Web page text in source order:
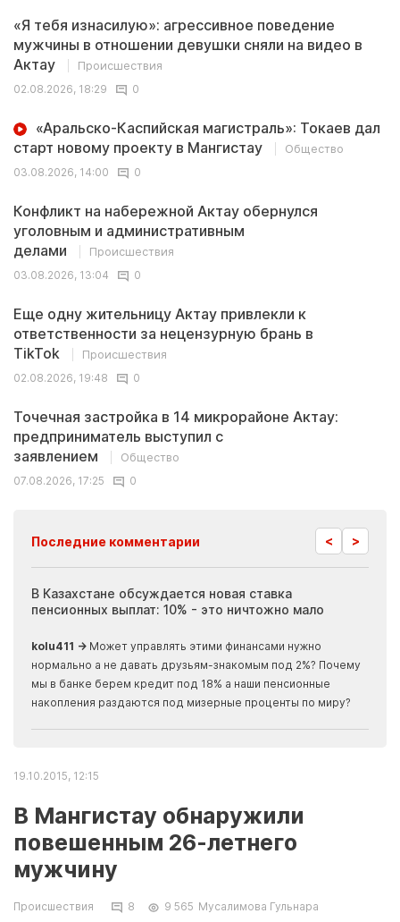
«Я тебя изнасилую»: агрессивное поведение
мужчины в отношении девушки сняли на видео в
Актау
Происшествия
02.08.2026, 18:29
0
«Аральско-Каспийская магистраль»: Токаев дал
старт новому проекту в Мангистау
Общество
03.08.2026, 14:00
0
Конфликт на набережной Актау обернулся
уголовным и административным
делами
Происшествия
03.08.2026, 13:04
0
Еще одну жительницу Актау привлекли к
ответственности за нецензурную брань в
TikTok
Происшествия
02.08.2026, 19:48
0
Точечная застройка в 14 микрорайоне Актау:
предприниматель выступил с
заявлением
Общество
07.08.2026, 17:25
0
Последние комментарии < >
В Казахстане обсуждается новая ставка
пенсионных выплат: 10% - это ничтожно мало
kolu411 → Может управлять этими финансами нужно
нормально а не давать друзьям-знакомым под 2%? Почему
мы в банке берем кредит под 18% а наши пенсионные
накопления раздаются под мизерные проценты по миру?
19.10.2015, 12:15
В Мангистау обнаружили
повешенным 26-летнего
мужчину
Происшествия 8 9 565 Мусалимова Гульнара